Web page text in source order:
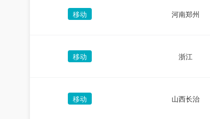
移动 河南郑州
移动 浙江
移动 山西长治